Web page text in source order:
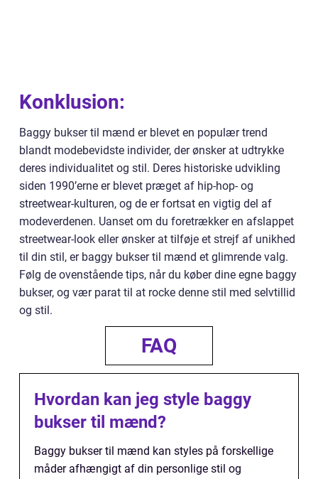
Konklusion:
Baggy bukser til mænd er blevet en populær trend
blandt modebevidste individer, der ønsker at udtrykke
deres individualitet og stil. Deres historiske udvikling
siden 1990’erne er blevet præget af hip-hop- og
streetwear-kulturen, og de er fortsat en vigtig del af
modeverdenen. Uanset om du foretrækker en afslappet
streetwear-look eller ønsker at tilføje et strejf af unikhed
til din stil, er baggy bukser til mænd et glimrende valg.
Følg de ovenstående tips, når du køber dine egne baggy
bukser, og vær parat til at rocke denne stil med selvtillid
og stil.
FAQ
Hvordan kan jeg style baggy
bukser til mænd?
Baggy bukser til mænd kan styles på forskellige
måder afhængigt af din personlige stil og